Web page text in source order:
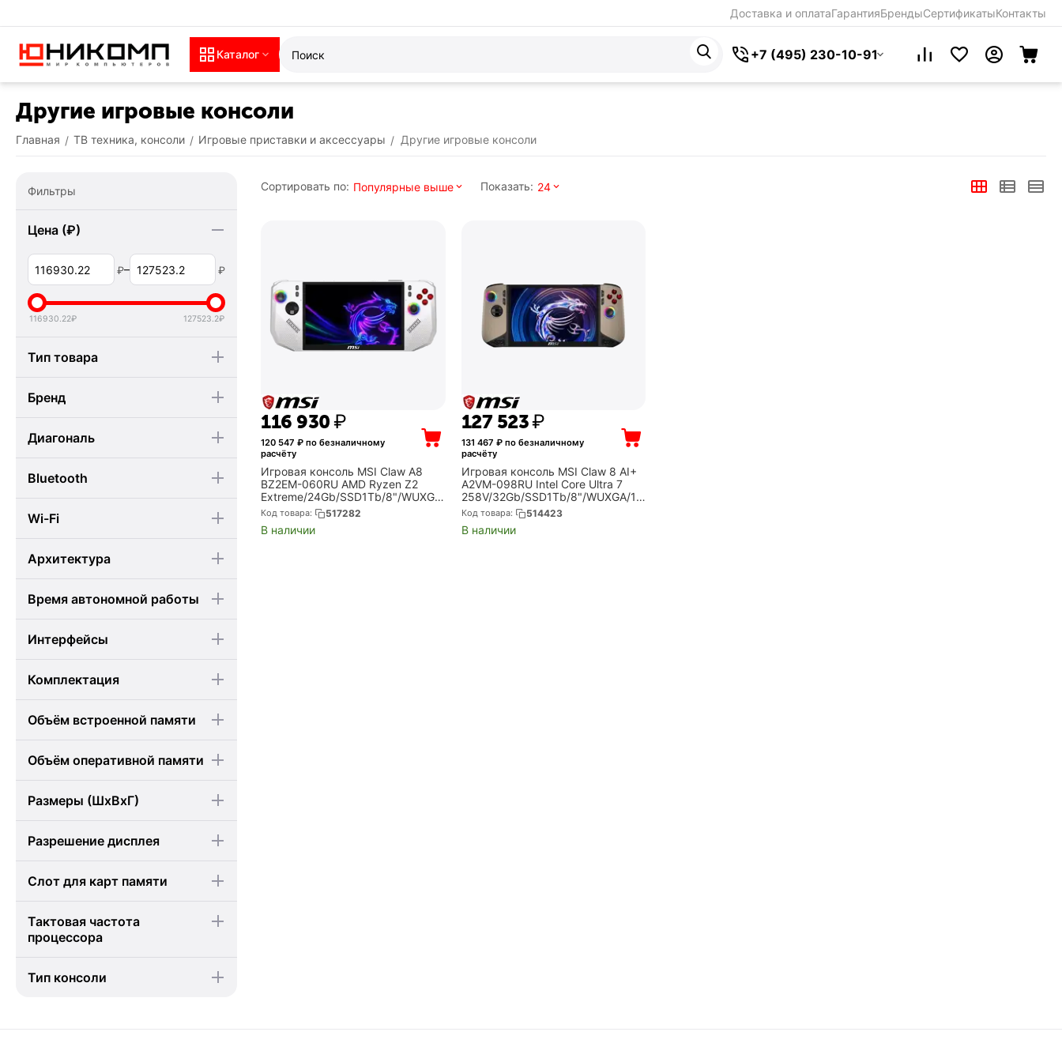
Доставка и оплатаГарантияБрендыСертификатыКонтакты
Каталог +7 (495) 230-10-91
Другие игровые консоли
Главная / ТВ техника, консоли / Игровые приставки и аксессуары / Другие игровые консоли
Сортировать по: Популярные выше Показать: 24
116 930₽
120 547 ₽ по безналичному
расчёту
Игровая консоль MSI Claw A8
BZ2EM-060RU AMD Ryzen Z2
Extreme/24Gb/SSD1Tb/8"/WUXGA
/1920x1200/120Hz/Win11/black-
polar (9S7-1T8K12-060)
Код товара: 517282
В наличии
127 523₽
131 467 ₽ по безналичному
расчёту
Игровая консоль MSI Claw 8 AI+
A2VM-098RU Intel Core Ultra 7
258V/32Gb/SSD1Tb/8"/WUXGA/19
20x1200/120Hz/Win11/black (9S7-
1T5211-098)
Код товара: 514423
В наличии
Фильтры
Цена (₽)
₽– ₽
116930.22₽ 127523.2₽
Тип товара
Бренд
Диагональ
Bluetooth
Wi-Fi
Архитектура
Время автономной работы
Интерфейсы
Комплектация
Объём встроенной памяти
Объём оперативной памяти
Размеры (ШхВхГ)
Разрешение дисплея
Слот для карт памяти
Тактовая частота
процессора
Тип консоли